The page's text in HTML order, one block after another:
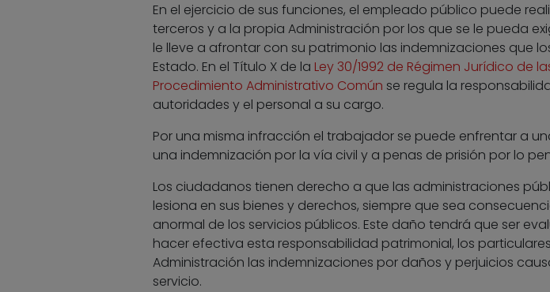
En el ejercicio de sus funciones, el empleado público puede
terceros y a la propia Administración por los que se le pueda
le lleve a afrontar con su patrimonio las indemnizaciones que
Estado. En el Título X de la Ley 30/1992 de Régimen Jurídico de
Procedimiento Administrativo Común se regula la
autoridades y el personal a su cargo.
Por una misma infracción el trabajador se puede enfrentar a
una indemnización por la vía civil y a penas de prisión por lo
Los ciudadanos tienen derecho a que las administraciones
lesiona en sus bienes y derechos, siempre que sea
anormal de los servicios públicos. Este daño tendrá que ser
hacer efectiva esta responsabilidad patrimonial, los
Administración las indemnizaciones por daños y perjuicios
servicio.